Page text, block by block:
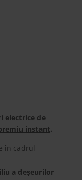
electrice de
instant.
în cadrul
a deșeurilor